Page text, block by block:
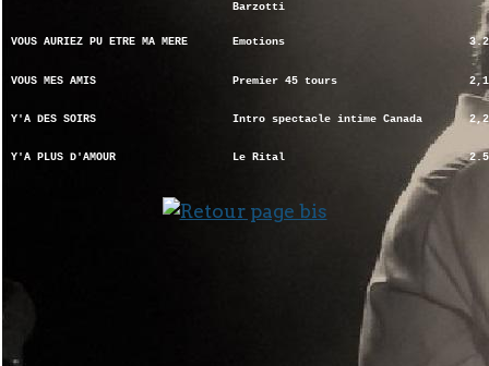
Barzotti
VOUS AURIEZ PU ETRE MA MERE Emotions
VOUS MES AMIS Premier 45 tours
Y'A DES SOIRS Intro spectacle intime Canada
Y'A PLUS D'AMOUR Le Rital